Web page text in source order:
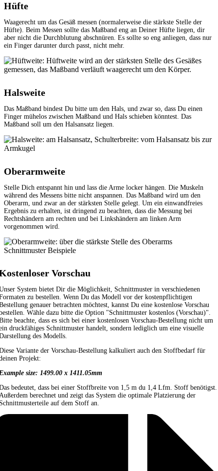
Hüfte
Waagerecht um das Gesäß messen (normalerweise die stärkste Stelle der
Hüfte). Beim Messen sollte das Maßband eng an Deiner Hüfte liegen, dir
aber nicht die Durchblutung abschnüren. Es sollte so eng anliegen, dass nur
ein Finger darunter durch passt, nicht mehr.
Halsweite
Das Maßband bindest Du bitte um den Hals, und zwar so, dass Du einen
Finger mühelos zwischen Maßband und Hals schieben könntest. Das
Maßband soll um den Halsansatz liegen.
Oberarmweite
Stelle Dich entspannt hin und lass die Arme locker hängen. Die Muskeln
während des Messens bitte nicht anspannen. Das Maßband wird um den
Oberarm, und zwar an der stärksten Stelle gelegt. Um ein einwandfreies
Ergebnis zu erhalten, ist dringend zu beachten, dass die Messung bei
Rechtshändern am rechten und bei Linkshändern am linken Arm
vorgenommen wird.
Schnittmuster Beispiele
Vorschau
System bietet Dir die Möglichkeit, Schnittmuster in verschiedenen
zu bestellen. Wenn Du das Modell vor der kostenpflichtigen
genauer betrachten möchtest, kannst Du eine kostenlose Vorschau
Wähle dazu bitte die Option "Schnittmuster kostenlos (Vorschau)".
beachte, dass es sich bei einer kostenlosen Vorschau-Bestellung nicht um
druckfähiges Schnittmuster handelt, sondern lediglich um eine visuelle
des Modells.
Variante der Vorschau-Bestellung kalkuliert auch den Stoffbedarf für
Projekt:
size: 1499.00 x 1411.05mm
bedeutet, dass bei einer Stoffbreite von 1,5 m du 1,4 Lfm. Stoff benötigst.
berechnet und zeigt das System die optimale Platzierung der
auf dem Stoff an.